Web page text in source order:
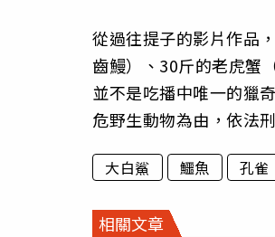
從過往提子的影片作品
齒鰻）、30斤的老虎蟹
並不是吃播中唯一的獵
危野生動物為由，依法
大白鯊 鱷魚 孔雀
相關文章